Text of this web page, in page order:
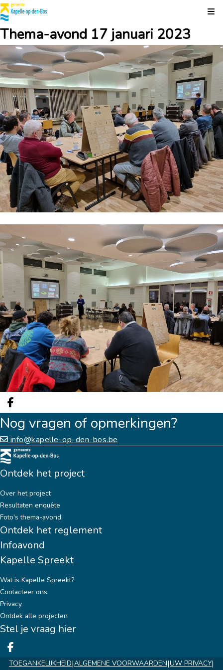
Thema-avond 17 januari 2023
Deel op facebook
Nog vragen of opmerkingen?
info@kapelle-op-den-bos.be
Ontdek het project
Over het project
Resultaten enquête
Foto's thema-avond
Ontdek het reglement
Infoavond
Kapelle Spreekt
Wat is Kapelle Spreekt?
Contacteer ons
Privacy
Ontdek alle projecten
Stel je vraag hier
Deel op facebook
TOEGANKELIJKHEID|ALGEMENE VOORWAARDEN|UW PRIVACY|